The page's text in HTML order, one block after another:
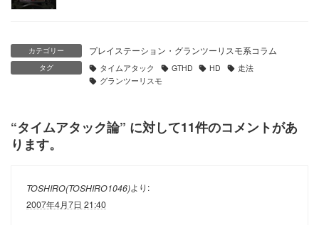
カテゴリー プレイステーション・グランツーリスモ系コラム
タグ タイムアタック GTHD HD
走法
グランツーリスモ
“タイムアタック論” に対して11件のコメントがあ
ります。
TOSHIRO(TOSHIRO1046)より:
2007年4月7日 21:40